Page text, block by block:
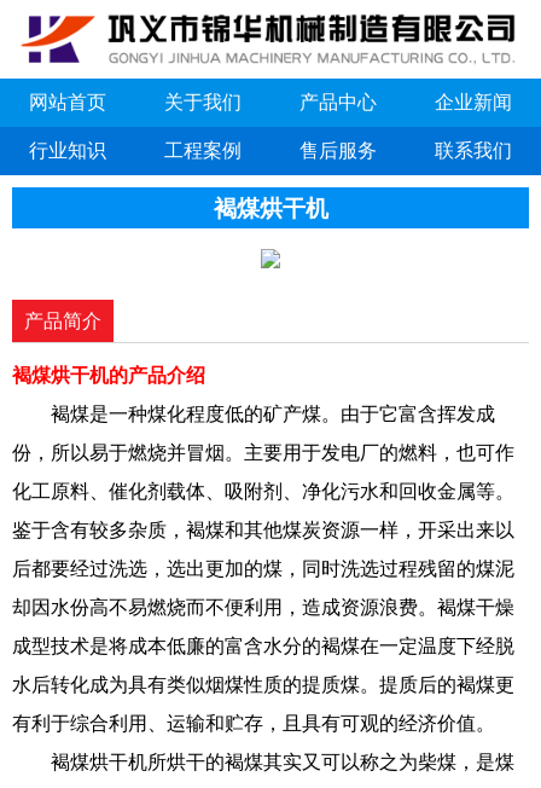
网站首页 关于我们 产品中心 企业新闻
行业知识 工程案例 售后服务 联系我们
褐煤烘干机
产品简介
褐煤烘干机的产品介绍
褐煤是一种煤化程度低的矿产煤。由于它富含挥发成
份，所以易于燃烧并冒烟。主要用于发电厂的燃料，也可作
化工原料、催化剂载体、吸附剂、净化污水和回收金属等。
鉴于含有较多杂质，褐煤和其他煤炭资源一样，开采出来以
后都要经过洗选，选出更加的煤，同时洗选过程残留的煤泥
却因水份高不易燃烧而不便利用，造成资源浪费。褐煤干燥
成型技术是将成本低廉的富含水分的褐煤在一定温度下经脱
水后转化成为具有类似烟煤性质的提质煤。提质后的褐煤更
有利于综合利用、运输和贮存，且具有可观的经济价值。
褐煤烘干机所烘干的褐煤其实又可以称之为柴煤，是煤